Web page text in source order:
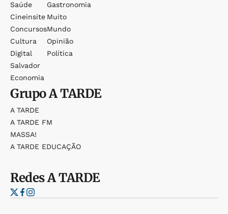
Saúde
Cineinsite
Concursos
Cultura
Digital
Salvador
Economia
Gastronomia
Muito
Mundo
Opinião
Política
GrupoA TARDE
A TARDE
A TARDE FM
MASSA!
A TARDE EDUCAÇÃO
RedesA TARDE